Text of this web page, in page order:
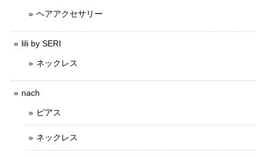
ヘアアクセサリー
lili by SERI
ネックレス
nach
ピアス
ネックレス